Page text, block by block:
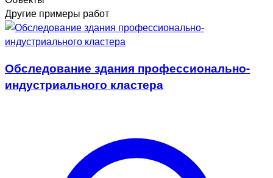
Другие примеры работ
Обследование здания профессионально-
индустриального кластера